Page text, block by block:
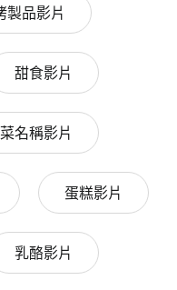
製品影片
甜食影片
名稱影片
蛋糕影片
乳酪影片